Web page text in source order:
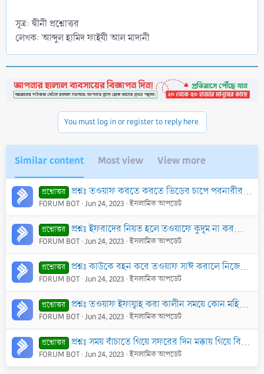
সূত্র: দ্বীনী প্রশ্নোত্তর
লেখক: আব্দুল হামিদ ফাইযী আল মাদানী
You must log in or register to reply here.
Similar content Most view View more
প্রশ্নোত্তর প্রশ্নঃ তওয়াফ করতে করতে ভিড়ের চাপে পরনারীর দেহ স্পর্শ হলে করণীয় কি?
FORUM BOT Jun 24, 2023 ইসলামিক আপডেট
প্রশ্নোত্তর প্রশ্নঃ ইফরাদের নিয়ত হলে তওয়াফে কুদূম না করতে পারলে কোন ক্ষতি হবে কি?
FORUM BOT Jun 24, 2023 ইসলামিক আপডেট
প্রশ্নোত্তর প্রশ্নঃ কাউকে বহন করে তওয়াফ সাঈ করালে নিজের তওয়াফও কি যথেষ্ট হবে?
FORUM BOT Jun 24, 2023 ইসলামিক আপডেট
প্রশ্নোত্তর প্রশ্নঃ তওয়াফ ইফায্বাহ করা কালীন সময়ে কোন মহিলার মাসিক শুরু হলে কি করবে? অভিভাবককে লজ্জায় বলতে না পেরে কেউ যদি সেই অবস্থাতেই তওয়াফ-আদি সেরে বাড়ী ফিরে
FORUM BOT Jun 24, 2023 ইসলামিক আপডেট
প্রশ্নোত্তর প্রশ্নঃ সময় বাঁচাতে গিয়ে সফরের দিন মক্কায় গিয়ে বিদায়ী তওয়াফ করে পুনরায় মিনায় এসে কাঁকর মেরে বাড়ী ফেরা যায় কি?
FORUM BOT Jun 24, 2023 ইসলামিক আপডেট